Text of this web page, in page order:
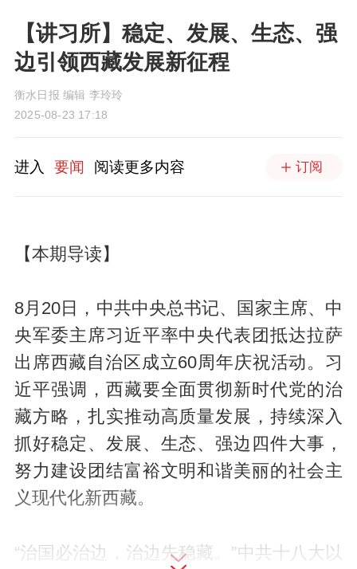
【讲习所】稳定、发展、生态、强
边引领西藏发展新征程
衡水日报 编辑 李玲玲
2025-08-23 17:18
进入 要闻 阅读更多内容 订阅
【本期导读】
8月20日，中共中央总书记、国家主席、中
央军委主席习近平率中央代表团抵达拉萨
出席西藏自治区成立60周年庆祝活动。习
近平强调，西藏要全面贯彻新时代党的治
藏方略，扎实推动高质量发展，持续深入
抓好稳定、发展、生态、强边四件大事，
努力建设团结富裕文明和谐美丽的社会主
义现代化新西藏。
“治国必治边，治边先稳藏。”中共十八大以